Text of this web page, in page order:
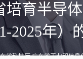
培育半导
2025年）
省科技厅 广东省工业和信